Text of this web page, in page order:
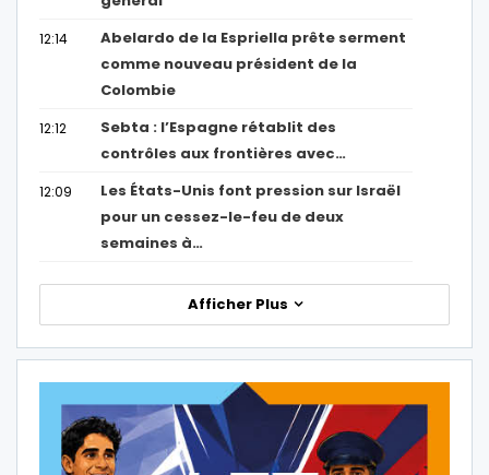
12:14
Abelardo de la Espriella prête serment
comme nouveau président de la
Colombie
12:12
Sebta : l’Espagne rétablit des
contrôles aux frontières avec…
12:09
Les États-Unis font pression sur Israël
pour un cessez-le-feu de deux
semaines à…
Afficher Plus